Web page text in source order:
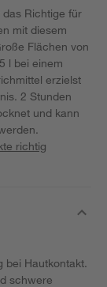
Richtige für
mit diesem
Flächen von
l bei einem
erzielst
2 Stunden
und kann
richtig
bei Hautkontakt.
schwere